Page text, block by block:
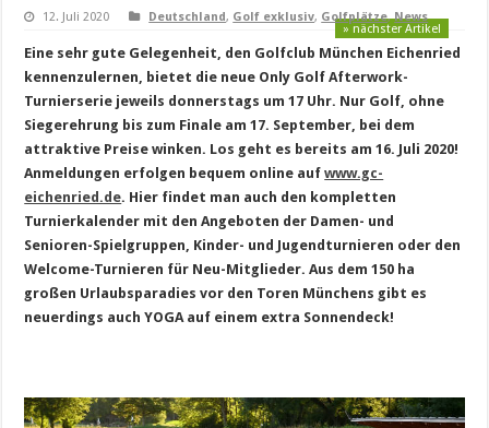
12. Juli 2020 Deutschland, Golf exklusiv, Golfplätze,News
» nächster Artikel
Eine sehr gute Gelegenheit, den Golfclub München Eichenried
kennenzulernen, bietet die neue Only Golf Afterwork-
Turnierserie jeweils donnerstags um 17 Uhr. Nur Golf, ohne
Siegerehrung bis zum Finale am 17. September, bei dem
attraktive Preise winken. Los geht es bereits am 16. Juli 2020!
Anmeldungen erfolgen bequem online aufwww.gc-
eichenried.de. Hier findet man auch den kompletten
Turnierkalender mit den Angeboten der Damen- und
Senioren-Spielgruppen, Kinder- und Jugendturnieren oder den
Welcome-Turnieren für Neu-Mitglieder. Aus dem 150 ha
großen Urlaubsparadies vor den Toren Münchens gibt es
neuerdings auch YOGA auf einem extra Sonnendeck!